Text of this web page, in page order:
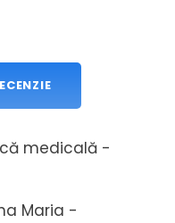
medicală -
Maria -